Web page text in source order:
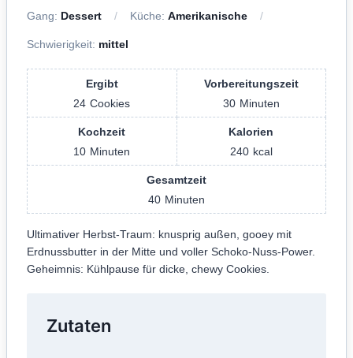
Gang: Dessert Küche: Amerikanische
Schwierigkeit: mittel
Ergibt
24 Cookies
Vorbereitungszeit
30 Minuten
Kochzeit
10 Minuten
Kalorien
240 kcal
Gesamtzeit
40 Minuten
Ultimativer Herbst-Traum: knusprig außen, gooey mit
Erdnussbutter in der Mitte und voller Schoko-Nuss-Power.
Geheimnis: Kühlpause für dicke, chewy Cookies.
Zutaten